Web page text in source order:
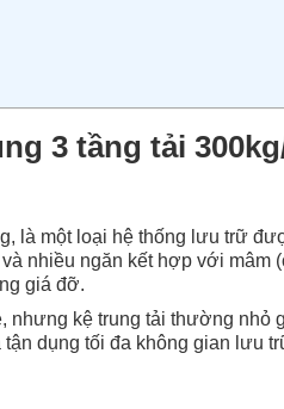
3 tầng tải
là một loại hệ thống lưu trữ
nhiều ngăn kết hợp với mâm
giá đỡ.
nhưng kệ trung tải thường
dụng tối đa không gian lưu